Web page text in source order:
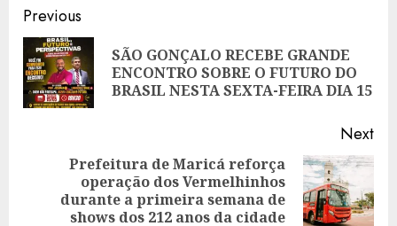
Post
navigation
Previous
SÃO GONÇALO RECEBE GRANDE
ENCONTRO SOBRE O FUTURO DO
BRASIL NESTA SEXTA-FEIRA DIA 15
Next
Prefeitura de Maricá reforça
operação dos Vermelhinhos
durante a primeira semana de
shows dos 212 anos da cidade